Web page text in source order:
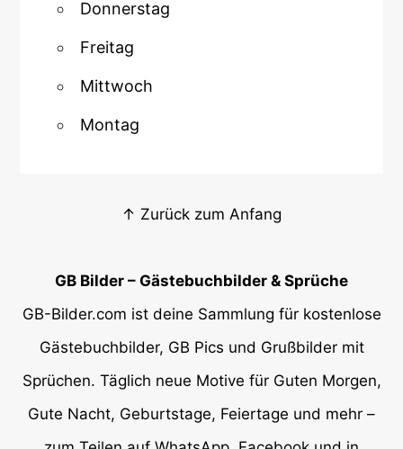
Donnerstag
Freitag
Mittwoch
Montag
↑ Zurück zum Anfang
GB Bilder – Gästebuchbilder & Sprüche
GB-Bilder.com ist deine Sammlung für kostenlose
Gästebuchbilder, GB Pics und Grußbilder mit
Sprüchen. Täglich neue Motive für Guten Morgen,
Gute Nacht, Geburtstage, Feiertage und mehr –